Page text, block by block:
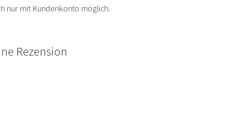
nur mit Kundenkonto möglich.
Rezension